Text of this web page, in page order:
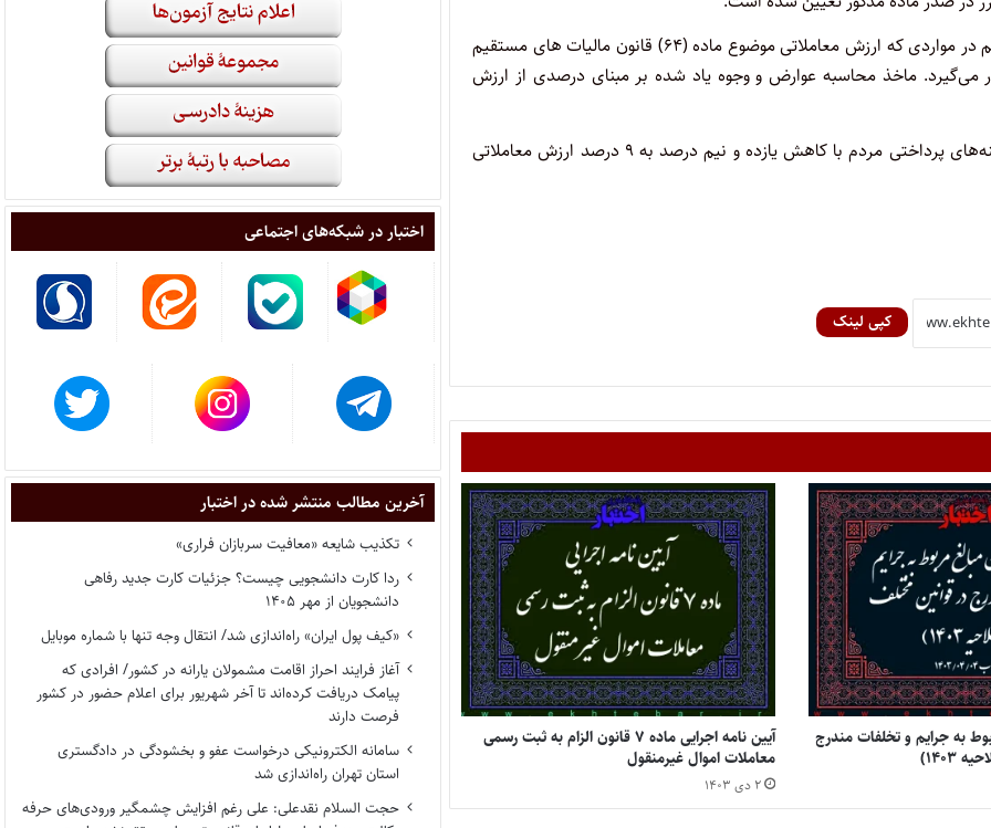
با این توضیح که مطابق تبصره (۳) ماده (۶۹) قانون مالیات‌های مستقیم در مواردی که ارزش معاملاتی موضوع ماده (۶۴) قانون مالیات های مستقیم
می‌گیرد. ماخذ محاسبه عوارض و وجوه یاد شده بر مبنای درصدی از ارزش
بر این اساس هیئت وزیران به منظور جلوگیری از افزایش بی‌رویه هزینه‌های پرداختی مردم با کاهش یازده و نیم درصد به ۹ درصد ارزش معاملاتی
کپی لینک
به جرایم و تخلفات مندرج
آیین نامه اجرایی ماده ۷ قانون الزام به ثبت رسمی
معاملات اموال غیرمنقول
۲ دی ۱۴۰۳
اختبار در شبکه‌های اجتماعی
آخرین مطالب منتشر شده در اختبار
تکذیب شایعه «معافیت سربازان فراری»
ردا کارت دانشجویی چیست؟ جزئیات کارت جدید رفاهی
دانشجویان از مهر ۱۴۰۵
«کیف پول ایران» راه‌اندازی شد/ انتقال وجه تنها با شماره موبایل
آغاز فرایند احراز اقامت مشمولان یارانه در کشور/ افرادی که
پیامک دریافت کرده‌اند تا آخر شهریور برای اعلام حضور در کشور
فرصت دارند
سامانه الکترونیکی درخواست عفو و بخشودگی در دادگستری
استان تهران راه‌اندازی شد
حجت السلام نقدعلی: علی رغم افزایش چشمگیر ورودی‌های حرفه